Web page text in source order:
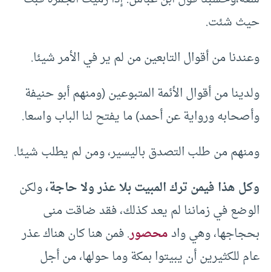
حيث شئت.
وعندنا من أقوال التابعين من لم ير في الأمر شيئا.
ولدينا من أقوال الأئمة المتبوعين (ومنهم أبو حنيفة
وأصحابه ورواية عن أحمد) ما يفتح لنا الباب واسعا.
ومنهم من طلب التصدق باليسير، ومن لم يطلب شيئا.
وكل هذا فيمن ترك المبيت بلا عذر ولا حاجة،ولكن
الوضع في زماننا لم يعد كذلك، فقد ضاقت منى
بحجاجها، وهي وادمحصور. فمن هنا كان هناك عذر
عام للكثيرين أن يبيتوا بمكة وما حولها، من أجل